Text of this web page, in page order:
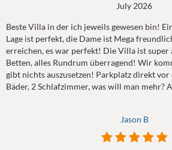
July 2026
Beste Villa in der ich jeweils gewesen bin!
Lage ist perfekt, die Dame ist Mega
erreichen, es war perfekt! Die Villa ist super
Betten, alles Rundrum überragend! Wir
gibt nichts auszusetzen! Parkplatz direkt vor
Bäder, 2 Schlafzimmer, was will man mehr?
Jason B